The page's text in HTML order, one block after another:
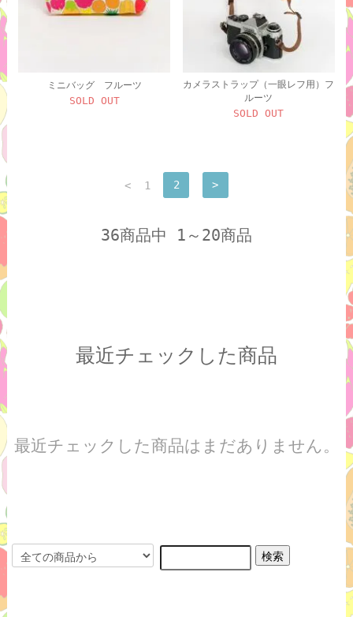
ミニバッグ フルーツ
SOLD OUT
カメラストラップ（一眼レフ用）フ
ルーツ
SOLD OUT
< 1 2 >
36商品中 1～20商品
最近チェックした商品
最近チェックした商品はまだありません。